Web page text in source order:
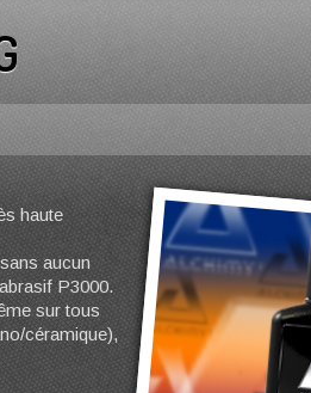
haute
aucun
P3000.
sur tous
céramique),